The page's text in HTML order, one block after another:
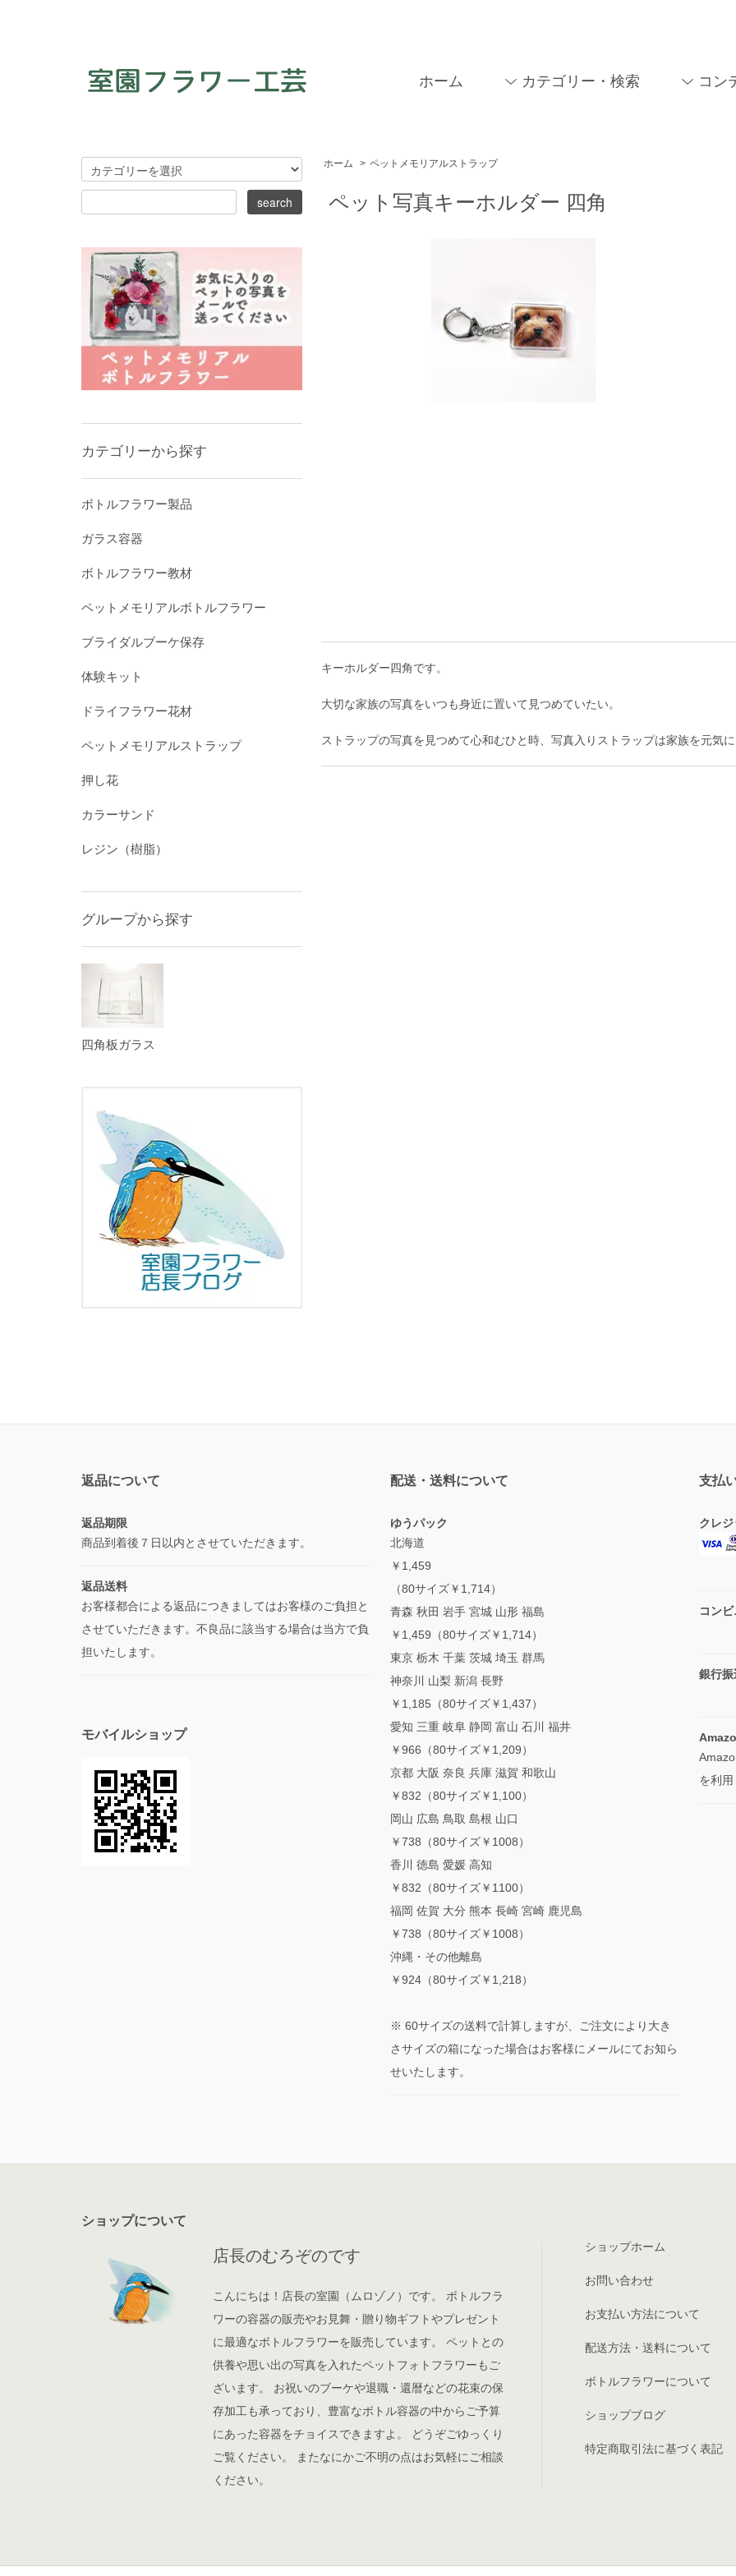
ホーム カテゴリー・検索 コン
ホーム > ペットメモリアルストラップ
ペット写真キーホルダー 四角
キーホルダー四角です。
大切な家族の写真をいつも身近に置いて見つめていたい。
ストラップの写真を見つめて心和むひと時、写真入りストラップは家族を元気
カテゴリーから探す
ボトルフラワー製品
ガラス容器
ボトルフラワー教材
ペットメモリアルボトルフラワー
ブライダルブーケ保存
体験キット
ドライフラワー花材
ペットメモリアルストラップ
押し花
カラーサンド
レジン（樹脂）
グループから探す
四角板ガラス
返品について
返品期限
商品到着後７日以内とさせていただきます。
返品送料
お客様都合による返品につきましてはお客様のご負担と
させていただきます。不良品に該当する場合は当方で負
担いたします。
配送・送料について
ゆうパック
北海道
￥1,459
（80サイズ￥1,714）
青森 秋田 岩手 宮城 山形 福島
￥1,459（80サイズ￥1,714）
東京 栃木 千葉 茨城 埼玉 群馬
神奈川 山梨 新潟 長野
￥1,185（80サイズ￥1,437）
愛知 三重 岐阜 静岡 富山 石川 福井
￥966（80サイズ￥1,209）
京都 大阪 奈良 兵庫 滋賀 和歌山
￥832（80サイズ￥1,100）
岡山 広島 鳥取 島根 山口
￥738（80サイズ￥1008）
香川 徳島 愛媛 高知
￥832（80サイズ￥1100）
福岡 佐賀 大分 熊本 長崎 宮崎 鹿児島
￥738（80サイズ￥1008）
沖縄・その他離島
￥924（80サイズ￥1,218）
※ 60サイズの送料で計算しますが、ご注文により大き
さサイズの箱になった場合はお客様にメールにてお知ら
せいたします。
支払
クレ
コンビ
銀行
を利
モバイルショップ
ショップについて
店長のむろぞのです
こんにちは！店長の室園（ムロゾノ）です。 ボトルフラ
ワーの容器の販売やお見舞・贈り物ギフトやプレゼント
に最適なボトルフラワーを販売しています。 ペットとの
供養や思い出の写真を入れたペットフォトフラワーもご
ざいます。 お祝いのブーケや退職・還暦などの花束の保
存加工も承っており、豊富なボトル容器の中からご予算
にあった容器をチョイスできますよ。 どうぞごゆっくり
ご覧ください。 またなにかご不明の点はお気軽にご相談
ください。
ショップホーム
お問い合わせ
お支払い方法について
配送方法・送料について
ボトルフラワーについて
ショップブログ
特定商取引法に基づく表記